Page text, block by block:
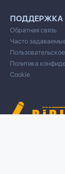
ПОДДЕРЖКА
Обратная связь
Часто
Политика
Cookie